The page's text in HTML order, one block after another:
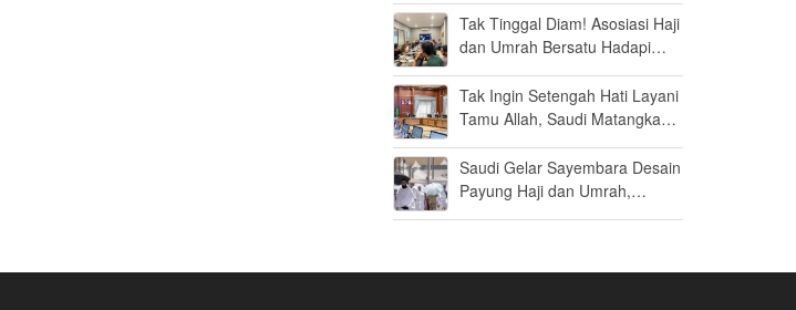
Tak Tinggal Diam! Asosiasi Haji
dan Umrah Bersatu Hadapi
Persen di MK
Tak Ingin Setengah Hati Layani
Tamu Allah, Saudi Matangkan
Saudi Gelar Sayembara Desain
Payung Haji dan Umrah,